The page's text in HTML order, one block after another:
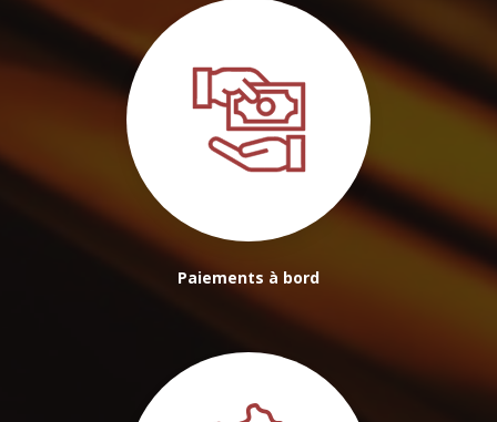
Paiements à bord